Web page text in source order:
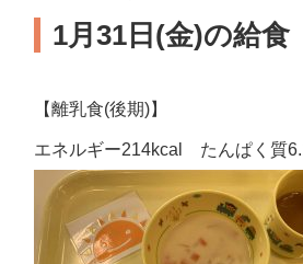
1月31日(金)の給食
【離乳食(後期)】
エネルギー214kcal たんぱく質